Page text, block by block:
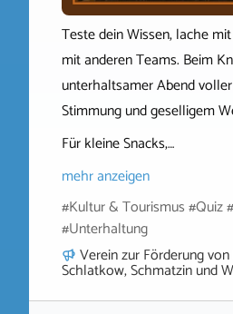
Teste dein Wissen, lache
mit anderen Teams. Beim
unterhaltsamer Abend
Stimmung und geselligem
Für kleine Snacks,…
mehr anzeigen
#Kultur & Tourismus #Quiz
#Unterhaltung
Verein zur Förderung
Schlatkow, Schmatzin und